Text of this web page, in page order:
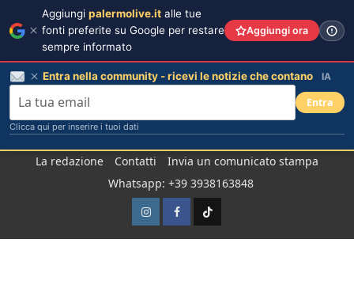
La redazione Contatti
Invia un comunicato stampa
Whatsapp: +39 3938163848
InstagramFacebook
TikTok
Aggiungi palermolive.it alle tue
fonti preferite su Google per restare
sempre informato
Aggiungi ora
Entra nella community - ricevi le notizie che contano IA
Entra
Clicca qui per inserire i tuoi dati